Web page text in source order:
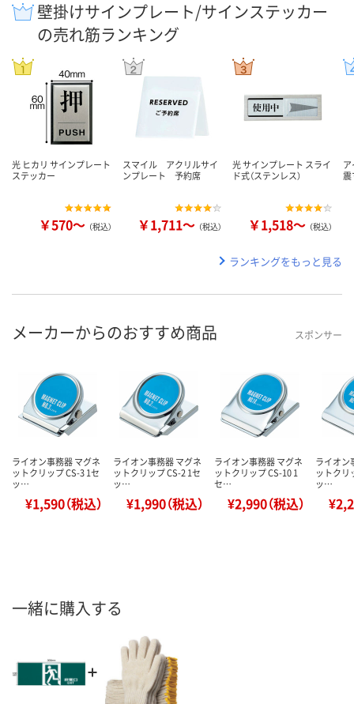
壁掛けサインプレート/サインステッカー
の売れ筋ランキング
光 ヒカリ サインプレート
ステッカー
￥570～ （税込）
スマイル アクリルサイ
ンプレート 予約席
￥1,711～ （税込）
光 サインプレート スライ
ド式（ステンレス）
￥1,518～ （税込）
ア
震
ランキングをもっと見る
メーカーからのおすすめ商品 スポンサー
ライオン事務器 マグネ
ットクリップ CS-3 1セ
ッ…
¥1,590（税込）
ライオン事務器 マグネ
ットクリップ CS-2 1セ
ッ…
¥1,990（税込）
ライオン事務器 マグネ
ットクリップ CS-10 1
セ…
¥2,990（税込）
ライオン
ットクリ
ッ…
一緒に購入する